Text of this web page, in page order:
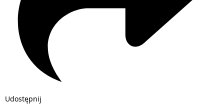
Udostępnij